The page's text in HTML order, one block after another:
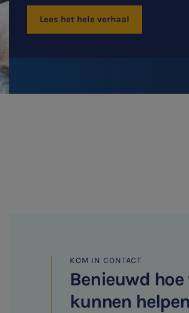
Vacatures
Lees het hele verhaal
KOM IN CONTACT
Benieuwd
kunnen